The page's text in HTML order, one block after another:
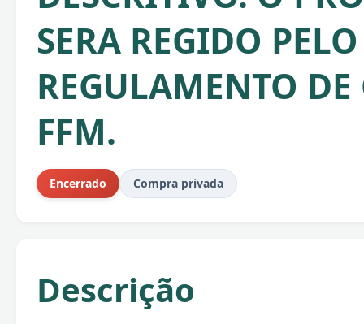
SERA REGIDO PELO
REGULAMENTO DE
FFM.
Encerrado Compra privada
Descrição